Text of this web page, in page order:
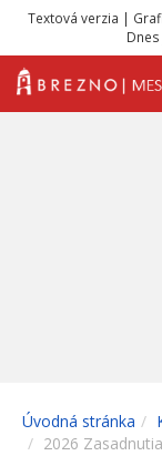
Textová verzia |
Dnes
Úvodná stránka
2026